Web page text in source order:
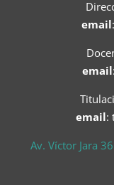
email:
email:
email:
Av. Víctor Jara